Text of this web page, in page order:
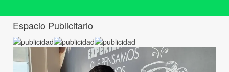
Espacio Publicitario